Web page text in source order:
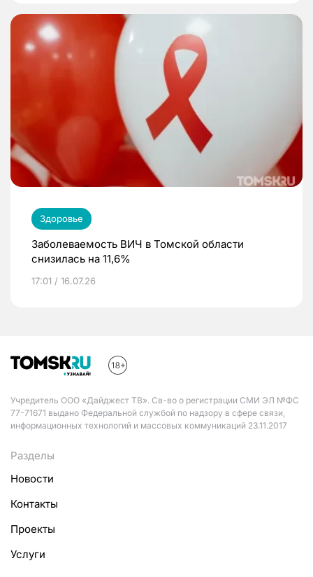
Здоровье
Заболеваемость ВИЧ в Томской области
снизилась на 11,6%
17:01 / 16.07.26
Учредитель ООО «Дайджест ТВ». Св-во о регистрации СМИ ЭЛ №ФС
77-71671 выдано Федеральной службой по надзору в сфере связи,
информационных технологий и массовых коммуникаций 23.11.2017
Разделы
Новости
Контакты
Проекты
Услуги